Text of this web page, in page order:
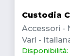
Custodia
Accessori -
Vari -